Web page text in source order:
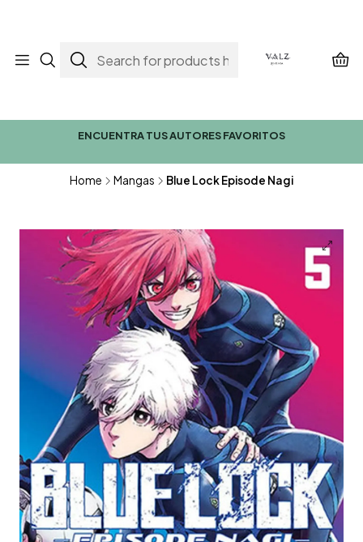
ENCUENTRA TUS AUTORES FAVORITOS
Home Mangas Blue Lock Episode Nagi